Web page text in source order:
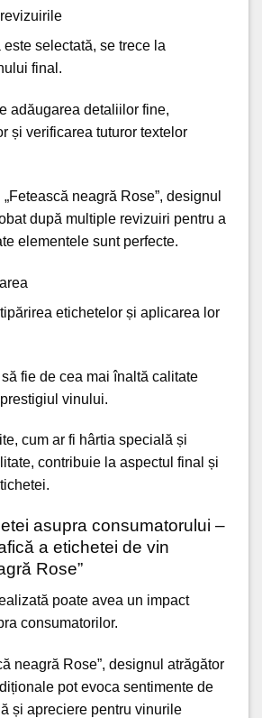
selectată, se trece la
final.
adăugarea detaliilor fine,
și verificarea tuturor textelor
neagră Rose”, designul
după multiple revizuiri pentru a
elementele sunt perfecte.
etichetelor și aplicarea lor
fie de cea mai înaltă calitate
vinului.
cum ar fi hârtia specială și
contribuie la aspectul final și
asupra consumatorului –
a etichetei de vin
Rose”
poate avea un impact
consumatorilor.
neagră Rose”, designul atrăgător
pot evoca sentimente de
și apreciere pentru vinurile